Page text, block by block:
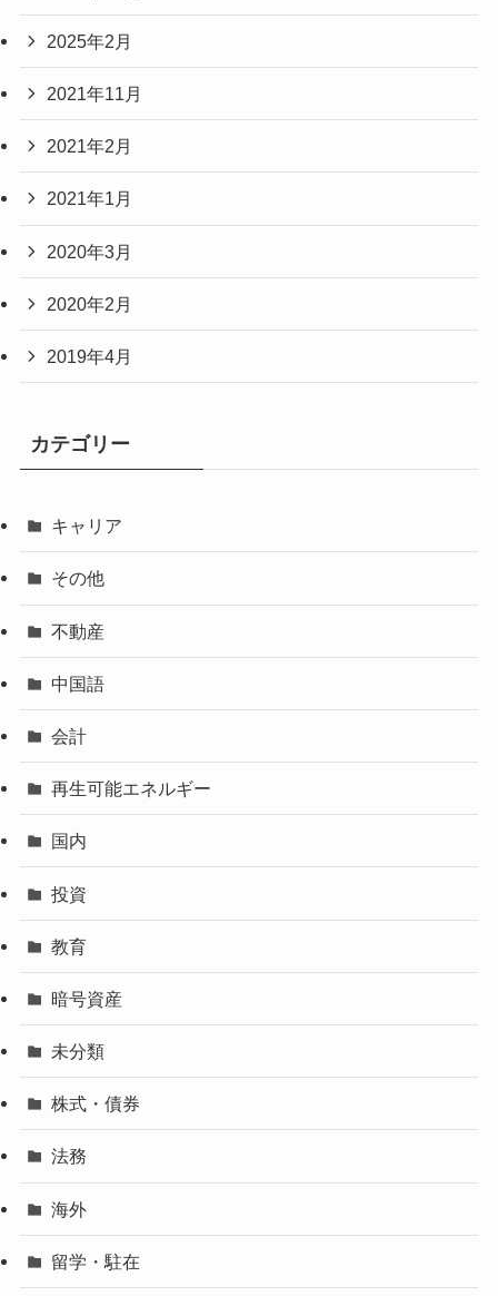
2025年2月
2021年11月
2021年2月
2021年1月
2020年3月
2020年2月
2019年4月
カテゴリー
キャリア
その他
不動産
中国語
会計
再生可能エネルギー
国内
投資
教育
暗号資産
未分類
株式・債券
法務
海外
留学・駐在